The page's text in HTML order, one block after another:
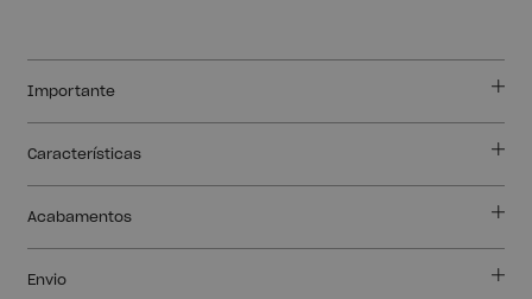
Importante
Características
Acabamentos
Envio